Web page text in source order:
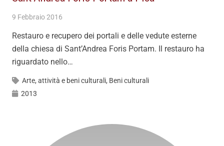
9 Febbraio 2016
Restauro e recupero dei portali e delle vedute esterne
della chiesa di Sant’Andrea Foris Portam. Il restauro ha
riguardato nello…
Arte, attività e beni culturali, Beni culturali
2013